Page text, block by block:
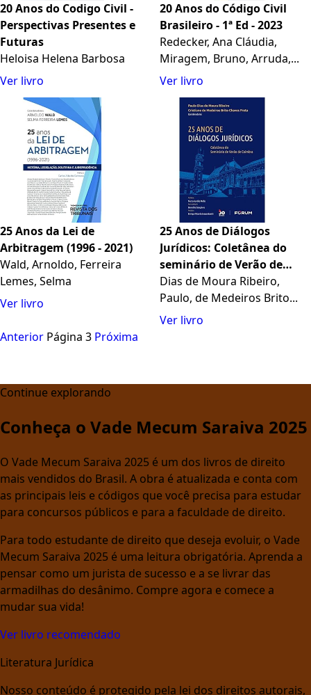
20 Anos do Codigo Civil -
Perspectivas Presentes e
Futuras
Heloisa Helena Barbosa
Ver livro
20 Anos do Código Civil
Brasileiro - 1ª Ed - 2023
Redecker, Ana Cláudia,
Miragem, Bruno, Arruda,...
Ver livro
25 Anos da Lei de
Arbitragem (1996 - 2021)
Wald, Arnoldo, Ferreira
Lemes, Selma
Ver livro
25 Anos de Diálogos
Jurídicos: Coletânea do
seminário de Verão de
Coimbra
Dias de Moura Ribeiro,
Paulo, de Medeiros Brito...
Ver livro
Anterior Página 3 Próxima
Continue explorando
Conheça o Vade Mecum Saraiva 2025
O Vade Mecum Saraiva 2025 é um dos livros de direito
mais vendidos do Brasil. A obra é atualizada e conta com
as principais leis e códigos que você precisa para estudar
para concursos públicos e para a faculdade de direito.
Para todo estudante de direito que deseja evoluir, o Vade
Mecum Saraiva 2025 é uma leitura obrigatória. Aprenda a
pensar como um jurista de sucesso e a se livrar das
armadilhas do desânimo. Compre agora e comece a
mudar sua vida!
Ver livro recomendado
Literatura Jurídica
Nosso conteúdo é protegido pela lei dos direitos autorais,